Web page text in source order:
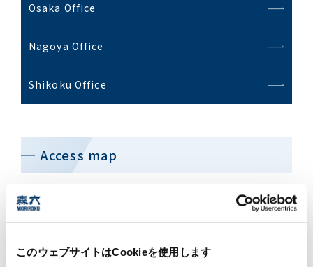
このウェブサイトはCookieを使用します
Osaka Office
Nagoya Office
Shikoku Office
Access map